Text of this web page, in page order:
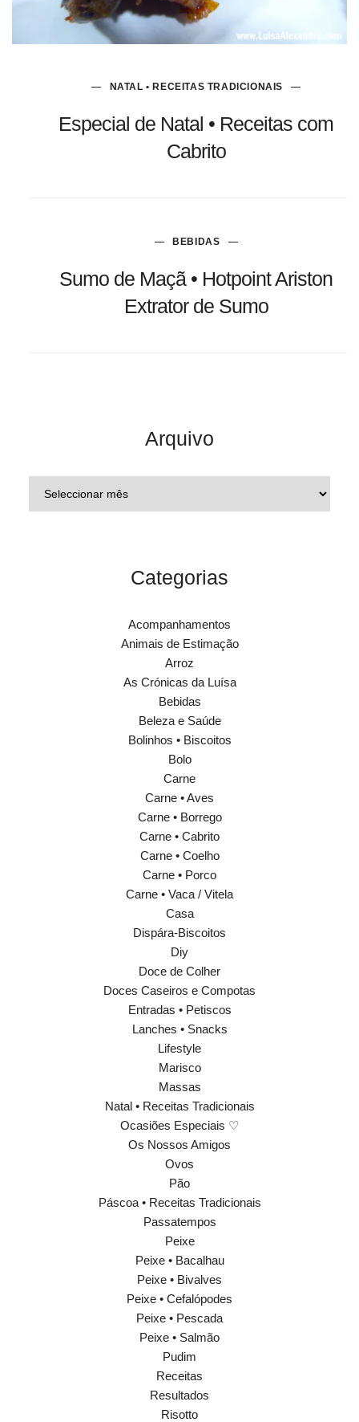
NATAL • RECEITAS TRADICIONAIS
Especial de Natal • Receitas com
Cabrito
BEBIDAS
Sumo de Maçã • Hotpoint Ariston
Extrator de Sumo
Arquivo
Categorias
Acompanhamentos
Animais de Estimação
Arroz
As Crónicas da Luísa
Bebidas
Beleza e Saúde
Bolinhos • Biscoitos
Bolo
Carne
Carne • Aves
Carne • Borrego
Carne • Cabrito
Carne • Coelho
Carne • Porco
Carne • Vaca / Vitela
Casa
Dispára-Biscoitos
Diy
Doce de Colher
Doces Caseiros e Compotas
Entradas • Petiscos
Lanches • Snacks
Lifestyle
Marisco
Massas
Natal • Receitas Tradicionais
Ocasiões Especiais ♡
Os Nossos Amigos
Ovos
Pão
Páscoa • Receitas Tradicionais
Passatempos
Peixe
Peixe • Bacalhau
Peixe • Bivalves
Peixe • Cefalópodes
Peixe • Pescada
Peixe • Salmão
Pudim
Receitas
Resultados
Risotto